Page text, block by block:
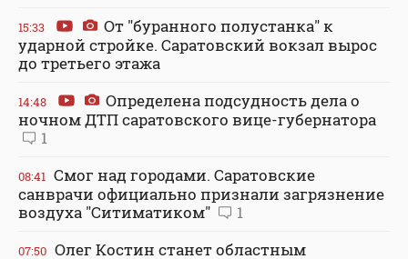
15:33
От "буранного полустанка" к
ударной стройке. Саратовский вокзал вырос
до третьего этажа
14:48
Определена подсудность дела о
ночном ДТП саратовского вице-губернатора
1
08:41 Смог над городами. Саратовские
санврачи официально признали загрязнение
воздуха "Ситиматиком"
1
07:50 Олег Костин станет областным